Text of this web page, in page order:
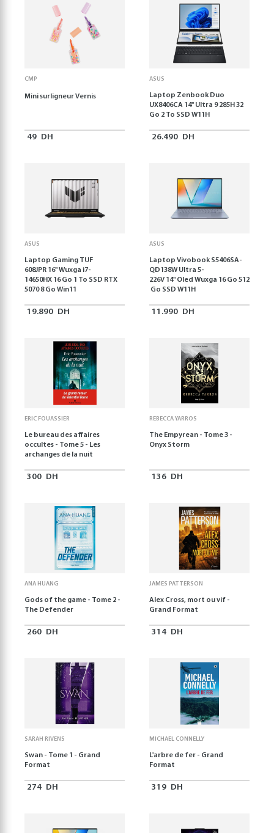
CMP
Mini surligneur Vernis
49 DH
ASUS
Laptop Zenbook Duo
UX8406CA 14'' Ultra 9 285H 32
Go 2 To SSD W11H
26.490 DH
ASUS
Laptop Gaming TUF
608JPR 16'' Wuxga i7-
14650HX 16 Go 1 To SSD RTX
5070 8 Go Win11
19.890 DH
ASUS
Laptop Vivobook S5406SA-
QD138W Ultra 5-
226V 14" Oled Wuxga 16 Go 512
Go SSD W11H
11.990 DH
ERIC FOUASSIER
Le bureau des affaires
occultes - Tome 5 - Les
archanges de la nuit
300 DH
REBECCA YARROS
The Empyrean - Tome 3 -
Onyx Storm
136 DH
ANA HUANG
Gods of the game - Tome 2 -
The Defender
260 DH
JAMES PATTERSON
Alex Cross, mort ou vif -
Grand Format
314 DH
SARAH RIVENS
Swan - Tome 1 - Grand
Format
274 DH
MICHAEL CONNELLY
L'arbre de fer - Grand
Format
319 DH